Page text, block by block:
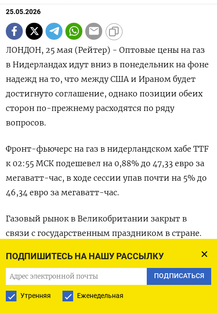
ПОДПИШИТЕСЬ НА НАШУ РАССЫЛКУ
ПОДПИСАТЬСЯ
Утренняя Еженедельная
25.05.2026
ЛОНДОН, 25 мая (Рейтер) - Оптовые цены на газ
в Нидерландах идут вниз в понедельник на фоне
надежд на то, что между США и Ираном будет
достигнуто соглашение, однако позиции обеих
‌сторон по-прежнему расходятся по ряду
вопросов.
Фронт-фьючерс на газ в нидерландском хабе TTF
к 02:55 МСК подешевел на 0,88% до 47,33 евро за
мегаватт-час, в ходе сессии упав ​почти на 5% до
46,34 ​евро за мегаватт-час.
Газовый ​рынок в ⁠Великобритании закрыт в
связи с государственным праздником в стране.
между США и Ираном выросли ‌после того, как
президент США Дональд Трамп сказал в субботу,
что Вашингтон и ​Тегеран в значительной мере